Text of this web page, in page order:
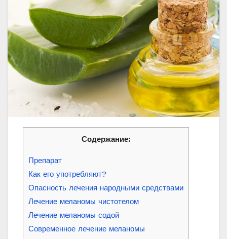
Содержание:
Препарат
Как его употребляют?
Опасность лечения народными средствами
Лечение меланомы чистотелом
Лечение меланомы содой
Современное лечение меланомы